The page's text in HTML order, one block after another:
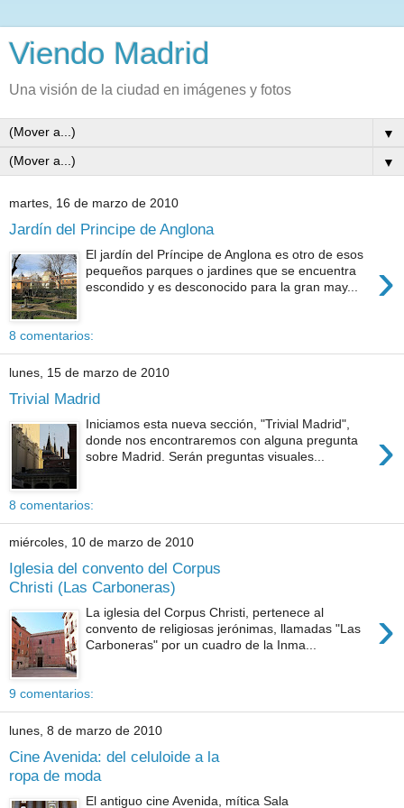
Viendo Madrid
Una visión de la ciudad en imágenes y fotos
▼
▼
martes, 16 de marzo de 2010
Jardín del Principe de Anglona
›
El jardín del Príncipe de Anglona es otro de esos
pequeños parques o jardines que se encuentra
escondido y es desconocido para la gran may...
8 comentarios:
lunes, 15 de marzo de 2010
Trivial Madrid
›
Iniciamos esta nueva sección, "Trivial Madrid",
donde nos encontraremos con alguna pregunta
sobre Madrid. Serán preguntas visuales...
8 comentarios:
miércoles, 10 de marzo de 2010
Iglesia del convento del Corpus
Christi (Las Carboneras)
›
La iglesia del Corpus Christi, pertenece al
convento de religiosas jerónimas, llamadas "Las
Carboneras" por un cuadro de la Inma...
9 comentarios:
lunes, 8 de marzo de 2010
Cine Avenida: del celuloide a la
ropa de moda
El antiguo cine Avenida, mítica Sala